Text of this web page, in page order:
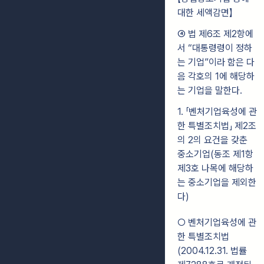
대한 세액감면】
④ 법 제6조 제2항에
서 “대통령령이 정하
는 기업”이라 함은 다
음 각호의 1에 해당하
는 기업을 말한다.
1. 「벤처기업육성에 관
한 특별조치법」 제2조
의 2의 요건을 갖춘
중소기업(동조 제1항
제3호 나목에 해당하
는 중소기업을 제외한
다)
○ 벤처기업육성에 관
한 특별조치법
(2004.12.31. 법률